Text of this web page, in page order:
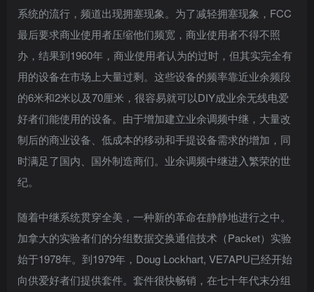
系统的流行，频道出现拥塞现象。为了减轻拥塞现象，FCC
最后要求商业使用者压缩他们频宽，商业使用者不得不照
办，结果到1960年，商业使用者认为的过时，但其实完全有
用的设备在市场上大量过剩。这些设备的频率靠近业余频段
的6米和2米以及70厘米，很容易就可以DIY成业余无线电爱
好者们能使用的设备。由于增加建立业余调频中继，大量改
制后的商业设备、低成本的移动和手提设备需求的增加，同
时满足了国内、国外制造商们。业余调频中继进入繁荣的世
纪。
随着中继系统贯穿全美，一种新的革命在静静地进行之中。
加拿大的实验者们的分组数据交换通信技术（Packet）实验
始于1978年。到1979年，Doug Lockhart, VE7APU已经开始
向供爱好者们提供套件。套件很快畅销，在七十年代末分组